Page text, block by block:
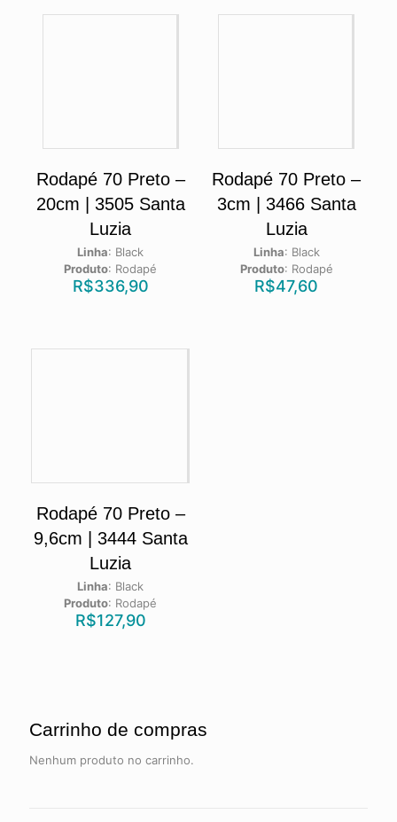
Rodapé 70 Preto –
20cm | 3505 Santa
Luzia
Linha: Black
Produto: Rodapé
R$336,90
Rodapé 70 Preto –
3cm | 3466 Santa
Luzia
Linha: Black
Produto: Rodapé
R$47,60
Rodapé 70 Preto –
9,6cm | 3444 Santa
Luzia
Linha: Black
Produto: Rodapé
R$127,90
Carrinho de compras
Nenhum produto no carrinho.